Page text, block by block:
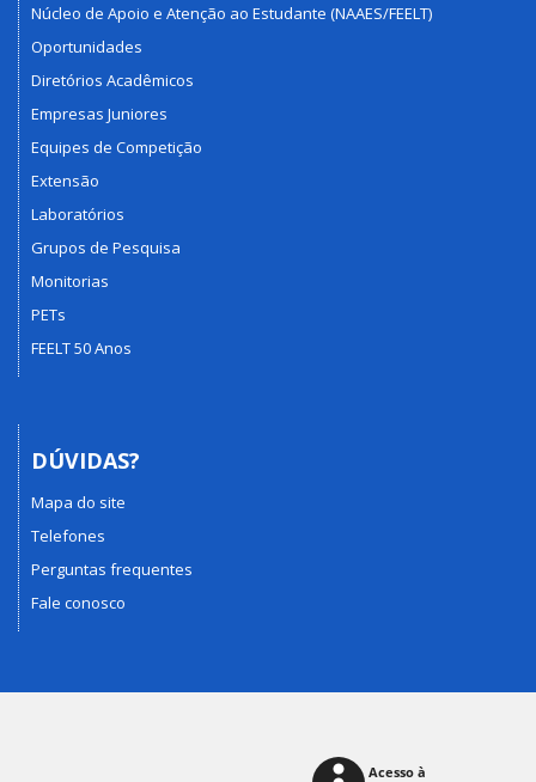
Núcleo de Apoio e Atenção ao Estudante (NAAES/FEELT)
Oportunidades
Diretórios Acadêmicos
Empresas Juniores
Equipes de Competição
Extensão
Laboratórios
Grupos de Pesquisa
Monitorias
PETs
FEELT 50 Anos
DÚVIDAS?
Mapa do site
Telefones
Perguntas frequentes
Fale conosco